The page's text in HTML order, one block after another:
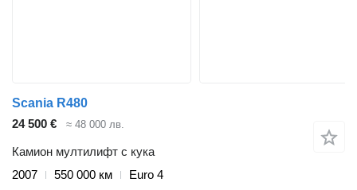
Scania R480
24 500 €
≈ 48 000 лв.
Камион мултилифт с кука
2007
550 000 км
Euro 4